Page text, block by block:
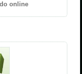
online